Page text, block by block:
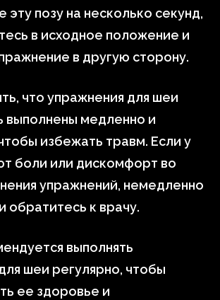
позу на несколько секунд,
в исходное положение и
в другую сторону.
что упражнения для шеи
выполнены медленно и
избежать травм. Если у
боли или дискомфорт во
упражнений, немедленно
обратитесь к врачу.
выполнять
шеи регулярно, чтобы
ее здоровье и